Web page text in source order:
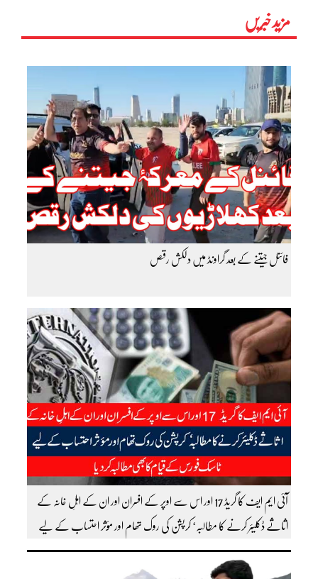
مزید خبریں
فائنل جیتنے کے بعد گراونڈ میں دلکش رقص
آئی ایم ایف کا گریڈ 17 اور اس سے اوپر کے افسران اور ان کے اہلِ خانہ کے
اثاثے ڈکلیئر کرنے کا مطالبہ‘ کرپشن کی روک تھام اور مؤثر احتساب کے لیے
ٹاسک فورس کے قیام کا بھی مطالبہ کردیا